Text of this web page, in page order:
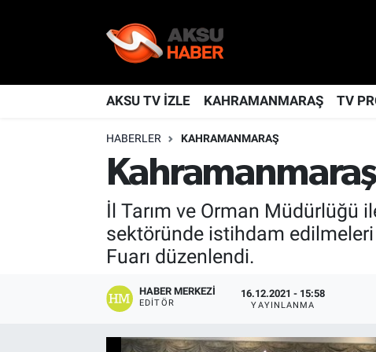
AKSU TV İZLE KAHRAMANMARAŞ TV
HABERLER KAHRAMANMARAŞ
İl Tarım ve Orman Müdürlüğü
sektöründe istihdam
Fuarı düzenlendi.
HABER MERKEZI
EDITÖR
16.12.2021 - 15:58
YAYINLANMA
KAHRAMANMARAŞ
Nöbetçi Eczaneler
Hava Durumu
Kahramanmaraş Namaz Vakitleri
Trafik Durumu
TFF 2.Lig Kırmızı Grup Puan Durumu ve Fikstür
Tüm Manşetler
Son Dakika Haberleri
Haber Arşivi